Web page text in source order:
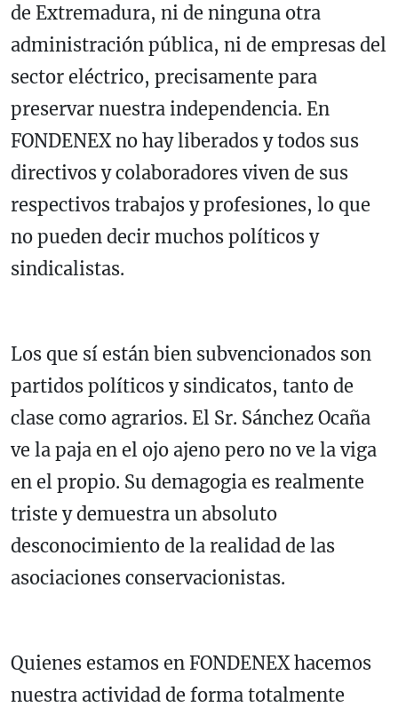
de Extremadura, ni de ninguna otra
administración pública, ni de empresas del
sector eléctrico, precisamente para
preservar nuestra independencia. En
FONDENEX no hay liberados y todos sus
directivos y colaboradores viven de sus
respectivos trabajos y profesiones, lo que
no pueden decir muchos políticos y
sindicalistas.
Los que sí están bien subvencionados son
partidos políticos y sindicatos, tanto de
clase como agrarios. El Sr. Sánchez Ocaña
ve la paja en el ojo ajeno pero no ve la viga
en el propio. Su demagogia es realmente
triste y demuestra un absoluto
desconocimiento de la realidad de las
asociaciones conservacionistas.
Quienes estamos en FONDENEX hacemos
nuestra actividad de forma totalmente